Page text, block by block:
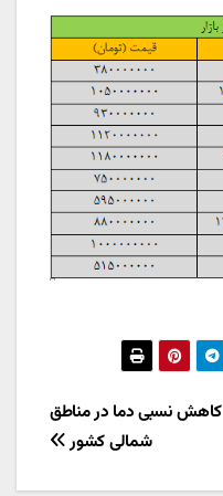
کاهش نسبی دما در مناطق
شمالی کشور